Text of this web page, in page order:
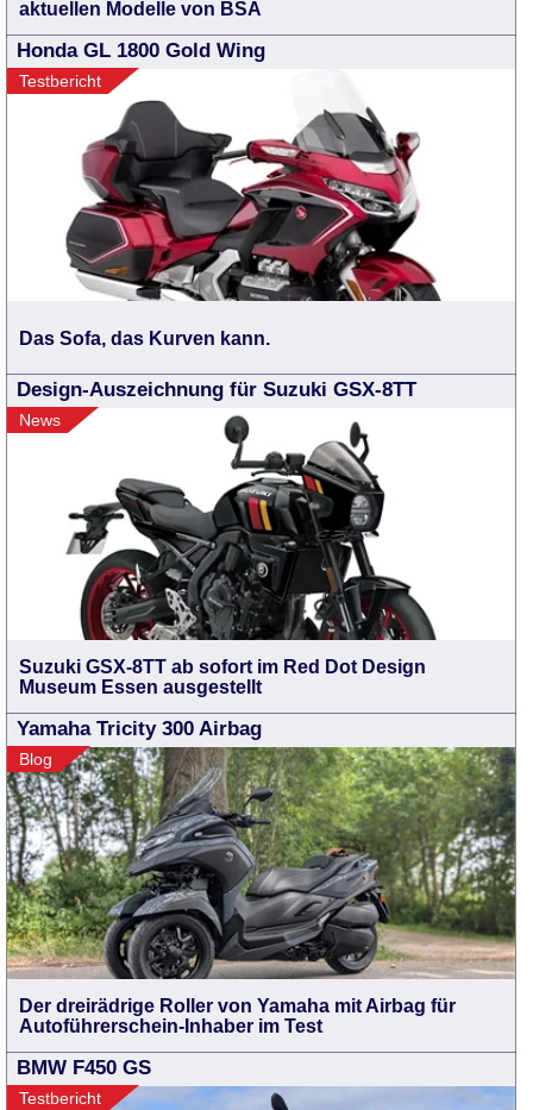
aktuellen Modelle von BSA
Honda GL 1800 Gold Wing
Testbericht
Das Sofa, das Kurven kann.
Design-Auszeichnung für Suzuki GSX-8TT
News
Suzuki GSX-8TT ab sofort im Red Dot Design
Museum Essen ausgestellt
Yamaha Tricity 300 Airbag
Blog
Der dreirädrige Roller von Yamaha mit Airbag für
Autoführerschein-Inhaber im Test
BMW F450 GS
Testbericht